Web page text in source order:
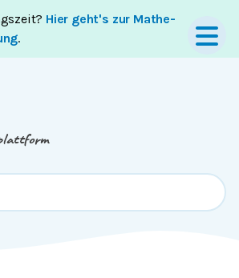
Hier geht's zur Mathe-
.
oderFooter